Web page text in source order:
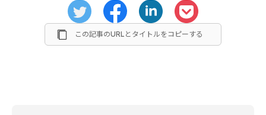
この記事のURLとタイトルをコピーする